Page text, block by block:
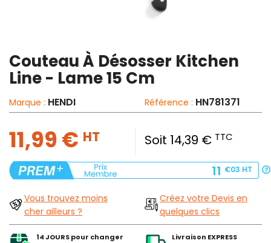
Couteau À Désosser Kitchen
Line - Lame 15 Cm
Marque : HENDI Référence : HN781371
11,99 € HT Soit 14,39 € TTC
11 €03 HT
Vous trouvez moins
cher ailleurs ?
Créez votre Devis en
quelques clics
14 JOURS pour changer
Livraison EXPRESS